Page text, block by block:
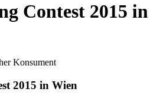
Contest 2015 in
2015 in Wien